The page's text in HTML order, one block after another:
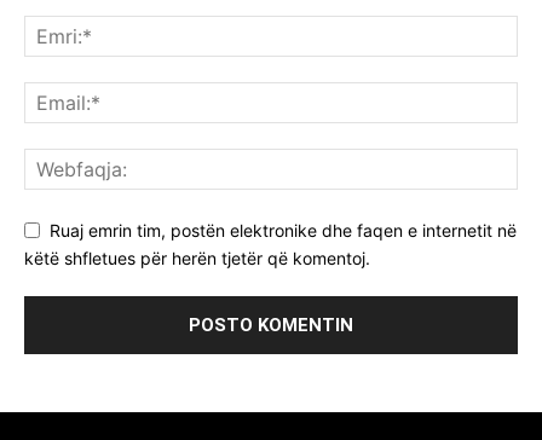
Ruaj emrin tim, postën elektronike dhe faqen e internetit në
këtë shfletues për herën tjetër që komentoj.